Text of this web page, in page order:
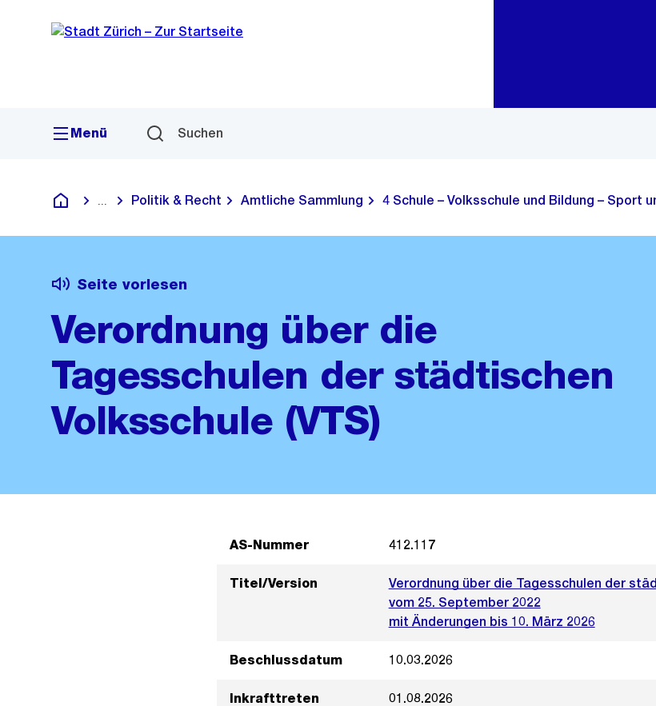
Navigation
Sprunglink
Menü Suchen
Deutsch
Blende alle Breadcrumbs ein
Politik & Recht Amtliche Sammlung 4 Schule – Volksschule und Bildung – Sport
Seite vorlesen
Verordnung über die
Tagesschulen der städtischen
Volksschule (VTS)
AS-Nummer 412.117
Titel/Version
Verordnung über die Tagesschulen der
vom 25. September 2022
mit Änderungen bis 10. März 2026
Beschlussdatum 10.03.2026
Inkrafttreten 01.08.2026